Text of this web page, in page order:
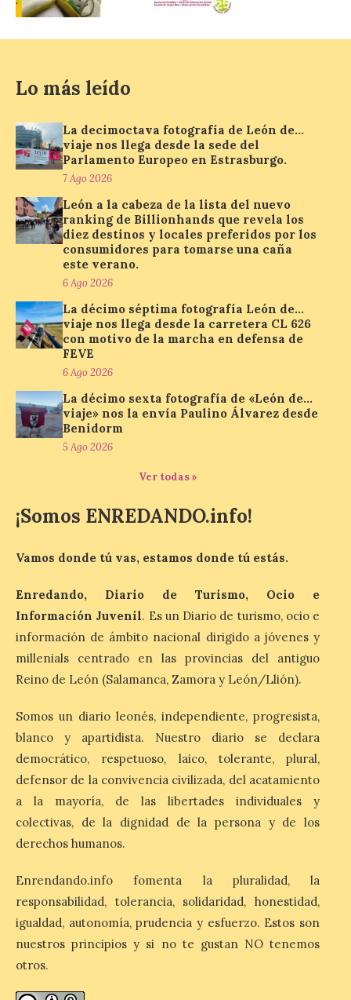
que permite conocer la
solar del 12 de agosto de 2026 sin
Paradores renueva su
compromiso con La Vuelta
como patrocinador oficial
7 Ago 2026
La cadena hotelera pública
en la zona de descanso
junto al control de firmas
y, como novedad, en el
Leaders Lounge, dos espacios exclusivos
para los ciclistas. El recorrido de La
Vuelta discurrirá junto a 17 […]
Última llamada: Eclipse
total del 12 de agosto.
Dónde alojarse y a qué
7 Ago 2026
León es la provincia más
pero también una de las
de alojamientos libres.
Zamora, Palencia y Álava son las
provincias con menos margen: apenas un
1% de los alojamientos siguen libres para
esas […]
El eclipse genera un boom
de reservas hoteleras y
precios desorbitados,
según SiteMinder
7 Ago 2026
mayor aumento en
reservas, precios y
antelación de compra. El
auge de la demanda redefine la
planificación: reservas más anticipadas y
estancias más breves en torno al evento.
Madrid, 7 agosto de […]
Lo más leído
La decimoctava fotografía de León de…
viaje nos llega desde la sede del
Parlamento Europeo en Estrasburgo.
7 Ago 2026
León a la cabeza de la lista del nuevo
ranking de Billionhands que revela los
diez destinos y locales preferidos por los
consumidores para tomarse una caña
este verano.
6 Ago 2026
La décimo séptima fotografía León de…
viaje nos llega desde la carretera CL 626
con motivo de la marcha en defensa de
FEVE
6 Ago 2026
La décimo sexta fotografía de «León de…
viaje» nos la envía Paulino Álvarez desde
Benidorm
5 Ago 2026
Ver todas »
¡Somos ENREDANDO.info!
Vamos donde tú vas, estamos donde tú estás.
Enredando, Diario de Turismo, Ocio e
Información Juvenil. Es un Diario de turismo, ocio e
información de ámbito nacional dirigido a jóvenes y
millenials centrado en las provincias del antiguo
Reino de León (Salamanca, Zamora y León/Llión).
Somos un diario leonés, independiente, progresista,
blanco y apartidista. Nuestro diario se declara
democrático, respetuoso, laico, tolerante, plural,
defensor de la convivencia civilizada, del acatamiento
a la mayoría, de las libertades individuales y
colectivas, de la dignidad de la persona y de los
derechos humanos.
Enrendando.info fomenta la pluralidad, la
responsabilidad, tolerancia, solidaridad, honestidad,
igualdad, autonomía, prudencia y esfuerzo. Estos son
nuestros principios y si no te gustan NO tenemos
otros.